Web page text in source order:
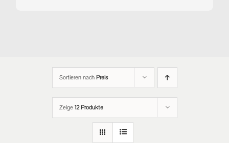
Sortieren nach Preis
Zeige 12 Produkte